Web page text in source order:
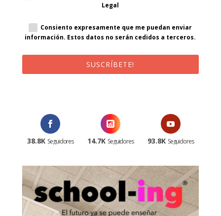
Legal
Consiento expresamente que me puedan enviar
información. Estos datos no serán cedidos a terceros.
SUSCRÍBETE!
38.8K Seguidores 14.7K Seguidores 93.8K Seguidores